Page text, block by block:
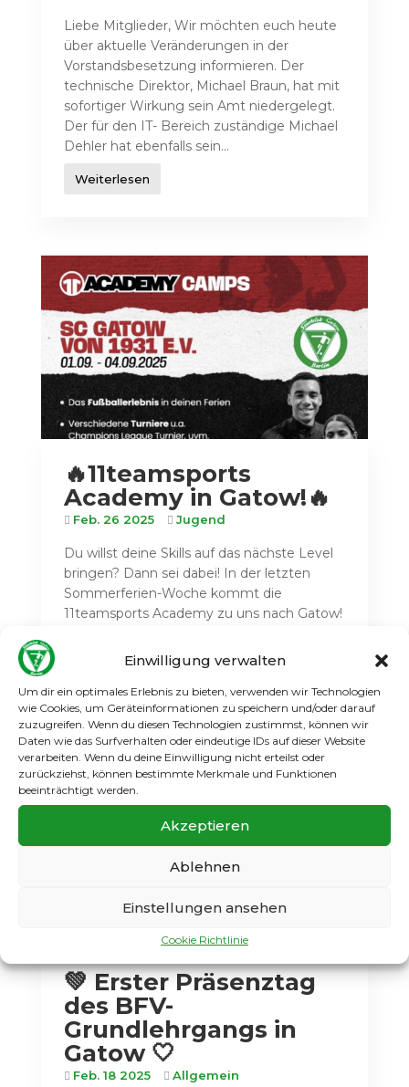
Einwilligung verwalten
Um dir ein optimales Erlebnis zu bieten, verwenden wir Technologien
wie Cookies, um Geräteinformationen zu speichern und/oder darauf
zuzugreifen. Wenn du diesen Technologien zustimmst, können wir
Daten wie das Surfverhalten oder eindeutige IDs auf dieser Website
verarbeiten. Wenn du deine Einwilligung nicht erteilst oder
zurückziehst, können bestimmte Merkmale und Funktionen
beeinträchtigt werden.
Akzeptieren
Ablehnen
Einstellungen ansehen
Cookie Richtlinie
Liebe Mitglieder, Wir möchten euch heute
über aktuelle Veränderungen in der
Vorstandsbesetzung informieren. Der
technische Direktor, Michael Braun, hat mit
sofortiger Wirkung sein Amt niedergelegt.
Der für den IT- Bereich zuständige Michael
Dehler hat ebenfalls sein...
Weiterlesen
🔥11teamsports
Academy in Gatow!🔥
Feb. 26 2025 Jugend
Du willst deine Skills auf das nächste Level
bringen? Dann sei dabei! In der letzten
Sommerferien-Woche kommt die
11teamsports Academy zu uns nach Gatow!
deinen Platz!...
Weiterlesen
💚 Erster Präsenztag
des BFV-
Grundlehrgangs in
Gatow 🤍
Feb. 18 2025 Allgemein